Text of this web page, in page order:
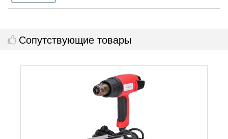
Сопутствующие товары